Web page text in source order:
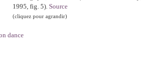
1995, fig. 5). Source
(cliquez pour agrandir)
dance